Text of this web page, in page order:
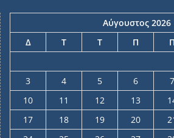
Αύγουστος 2026
Δ
Τ Τ Π Π
3
4 5 6 7
10
11 12 13
17
18 19 20